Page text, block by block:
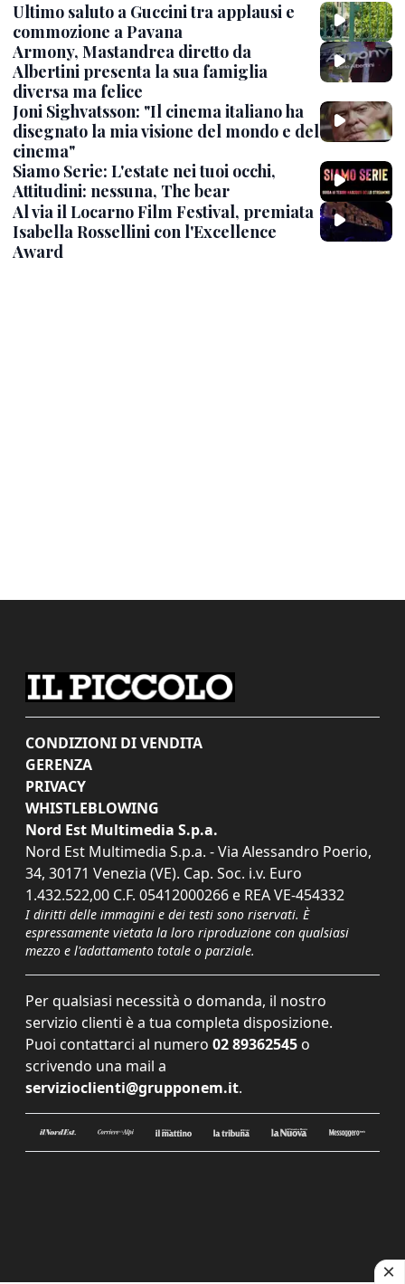
Ultimo saluto a Guccini tra applausi e
commozione a Pavana
Armony, Mastandrea diretto da
Albertini presenta la sua famiglia
diversa ma felice
Joni Sighvatsson: "Il cinema italiano ha
disegnato la mia visione del mondo e del
cinema"
Siamo Serie: L'estate nei tuoi occhi,
Attitudini: nessuna, The bear
Al via il Locarno Film Festival, premiata
Isabella Rossellini con l'Excellence
Award
CONDIZIONI DI VENDITA
GERENZA
PRIVACY
WHISTLEBLOWING
Nord Est Multimedia S.p.a.
Nord Est Multimedia S.p.a. - Via Alessandro Poerio,
34, 30171 Venezia (VE). Cap. Soc. i.v. Euro
1.432.522,00 C.F. 05412000266 e REA VE-454332
I diritti delle immagini e dei testi sono riservati. È
espressamente vietata la loro riproduzione con qualsiasi
mezzo e l'adattamento totale o parziale.
Per qualsiasi necessità o domanda, il nostro
servizio clienti è a tua completa disposizione.
Puoi contattarci al numero 02 89362545 o
scrivendo una mail a
servizioclienti@grupponem.it.